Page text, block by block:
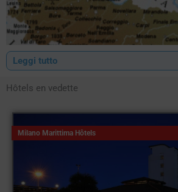
Hôtels Romagna
Leggi tutto
Hôtels en vedette
Milano Marittima Hôtels